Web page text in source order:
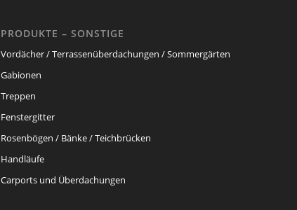
PRODUKTE – SONSTIGE
Vordächer / Terrassenüberdachungen / Sommergärten
Gabionen
Treppen
Fenstergitter
Rosenbögen / Bänke / Teichbrücken
Handläufe
Carports und Überdachungen